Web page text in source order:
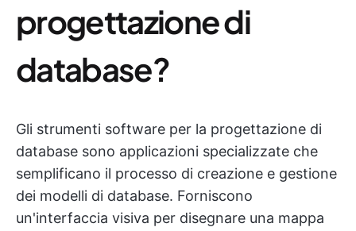
progettazione di
database?
Gli strumenti software per la progettazione di
database sono applicazioni specializzate che
semplificano il processo di creazione e gestione
dei modelli di database. Forniscono
un'interfaccia visiva per disegnare una mappa